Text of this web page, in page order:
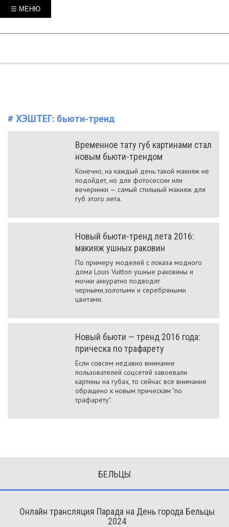
☰ МЕНЮ
# ХЭШТЕГ: бьюти-тренд
Временное тату губ картинами стал
новым бьюти-трендом
Конечно, на каждый день такой макияж не
подойдет, но для фотосессии или
вечеринки — самый стильный макияж для
губ этого лета.
Новый бьюти-тренд лета 2016:
макияж ушных раковин
По примеру моделей с показа модного
дома Louis Vuitton ушные раковины и
мочки аккуратно подводят
черными,золотыми и серебряными
цветами.
Новый бьюти — тренд 2016 года:
прическа по трафарету
Если совсем недавно внимание
пользователей соцсетей завоевали
картины на губах, то сейчас все внимание
обращено к новым прическам "по
трафарету".
БЕЛЬЦЫ
Онлайн трансляция Парада на День города Бельцы
2024